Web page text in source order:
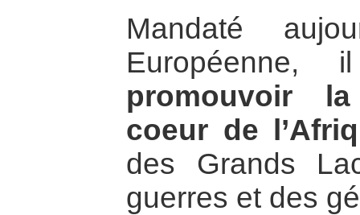
Mandaté
promouvoir
coeur de
des Grands
guerres et des